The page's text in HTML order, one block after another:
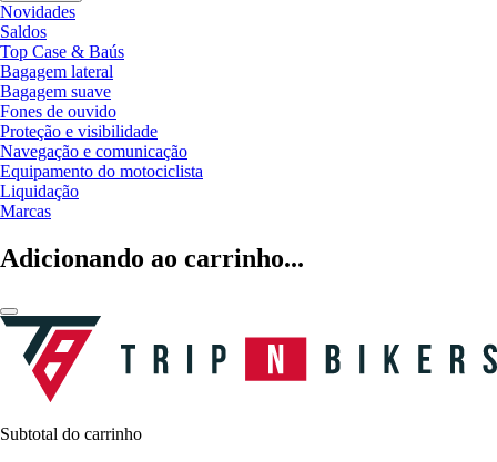
Novidades
Saldos
Top Case & Baús
Bagagem lateral
Bagagem suave
Fones de ouvido
Proteção e visibilidade
Navegação e comunicação
Equipamento do motociclista
Liquidação
Marcas
Adicionando ao carrinho...
Subtotal do carrinho